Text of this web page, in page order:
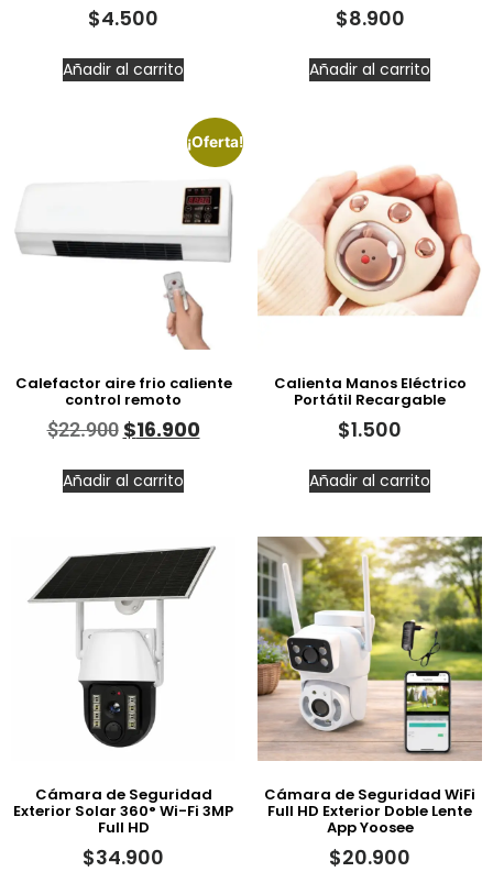
$4.500
Añadir al carrito
$8.900
Añadir al carrito
¡Oferta!
Calefactor aire frio caliente
control remoto
$22.900 $16.900
Añadir al carrito
Calienta Manos Eléctrico
Portátil Recargable
$1.500
Añadir al carrito
Cámara de Seguridad
Exterior Solar 360° Wi-Fi 3MP
Full HD
$34.900
Cámara de Seguridad WiFi
Full HD Exterior Doble Lente
App Yoosee
$20.900